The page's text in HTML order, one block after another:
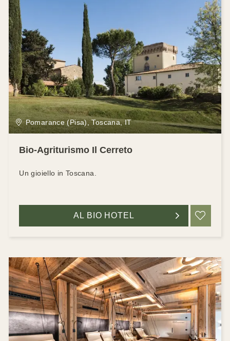
Pomarance (Pisa), Toscana, IT
Bio-Agriturismo Il Cerreto
Un gioiello in Toscana.
AL BIO HOTEL